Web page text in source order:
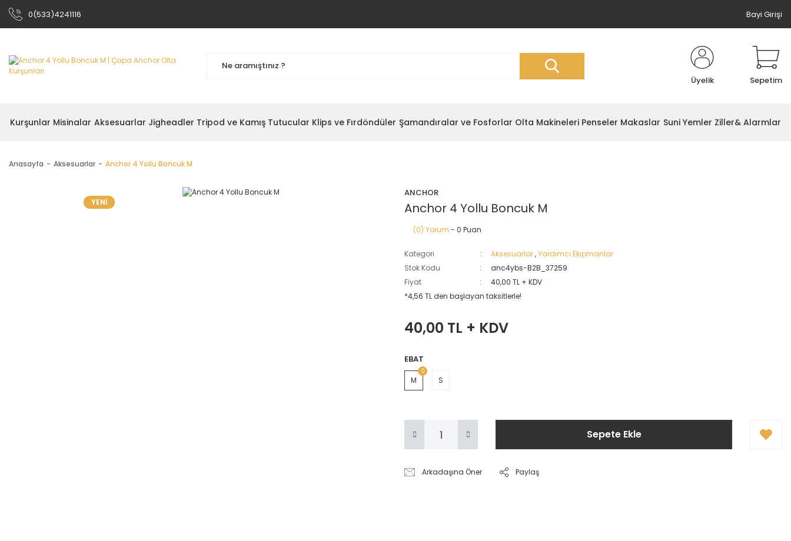
0(533)4241116 Bayi Girişi
Üyelik Sepetim
Kurşunlar Misinalar Aksesuarlar Jigheadler Tripod ve Kamış Tutucular Klips ve Fırdöndüler Şamandıralar ve Fosforlar Olta Makineleri Penseler Makaslar Suni Yemler Ziller& Alarmlar
Anasayfa Aksesuarlar Anchor 4 Yollu Boncuk M
YENİ
ANCHOR
Anchor 4 Yollu Boncuk M
(0) Yorum - 0 Puan
Kategori Aksesuarlar,Yardımcı Ekipmanlar
Stok Kodu
anc4ybs-B2B_37259
Fiyat
40,00 TL + KDV
*4,56 TL den başlayan taksitlerle!
40,00 TL + KDV
EBAT
M S
Sepete Ekle
Arkadaşına Öner Paylaş